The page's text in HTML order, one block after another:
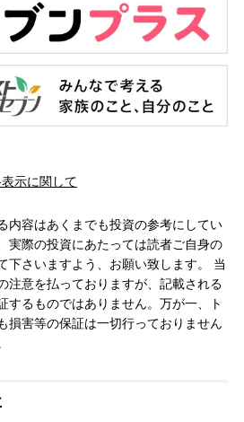
示に関して
内容はあくまでも投資の参考にしてい
実際の投資にあたっては読者ご自身の
下さいますよう、お願い致します。 当
注意を払っておりますが、記載される
するものではありません。万が一、ト
損害等の保証は一切行っておりません